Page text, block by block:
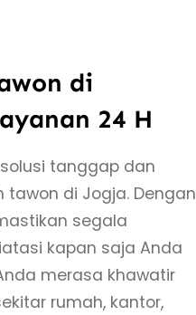
di
24 H
tanggap dan
di Jogja. Dengan
segala
kapan saja Anda
merasa khawatir
rumah, kantor,